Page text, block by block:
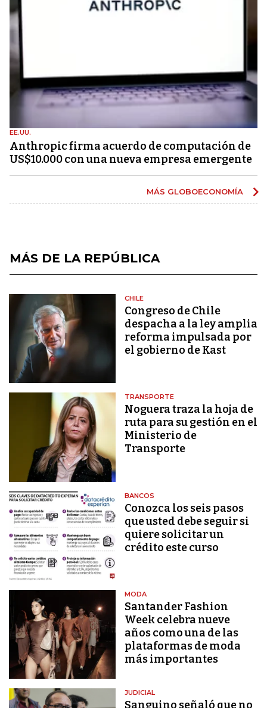
EE.UU.
Anthropic firma acuerdo de computación de
US$10.000 con una nueva empresa emergente
MÁS GLOBOECONOMÍA
MÁS DE LA REPÚBLICA
CHILE
Congreso de Chile
despacha a la ley amplia
reforma impulsada por
el gobierno de Kast
TRANSPORTE
Noguera traza la hoja de
ruta para su gestión en el
Ministerio de
Transporte
BANCOS
Conozca los seis pasos
que usted debe seguir si
quiere solicitar un
crédito este curso
MODA
Santander Fashion
Week celebra nueve
años como una de las
plataformas de moda
más importantes
JUDICIAL
Sanguino señaló que no